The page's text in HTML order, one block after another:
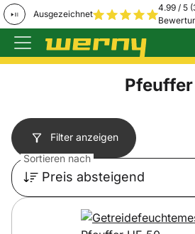
Ausgezeichnet
4.99 / 5
Zum Hauptinhalt springen
Pfeuffer
Filter anzeigen
Sortieren nach
Preis absteigend